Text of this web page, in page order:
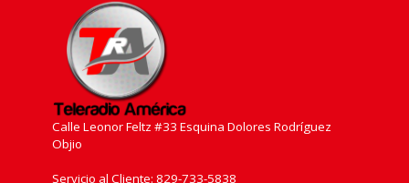
Calle Leonor Feltz #33 Esquina Dolores Rodríguez
Objio
Servicio al Cliente: 829-733-5838